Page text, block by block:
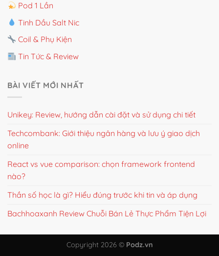
Pod 1 Lần
Tinh Dầu Salt Nic
Coil & Phụ Kiện
Tin Tức & Review
BÀI VIẾT MỚI NHẤT
Unikey: Review, hướng dẫn cài đặt và sử dụng chi tiết
Techcombank: Giới thiệu ngân hàng và lưu ý giao dịch
online
React vs vue comparison: chọn framework frontend
nào?
Thần số học là gì? Hiểu đúng trước khi tin và áp dụng
Bachhoaxanh Review Chuỗi Bán Lẻ Thực Phẩm Tiện Lợi
Copyright 2026 © Podz.vn